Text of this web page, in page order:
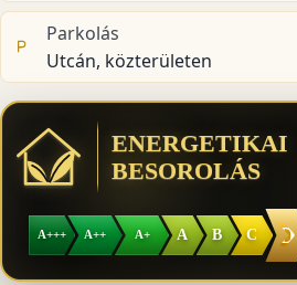
Parkolás
Utcán, közterületen
ENERGETIKAI
BESOROLÁS
A+++ A++ A+ A B C D